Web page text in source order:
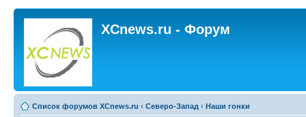
XCnews.ru - Форум
Список форумов XCnews.ru ‹ Северо-Запад ‹ Наши гонки